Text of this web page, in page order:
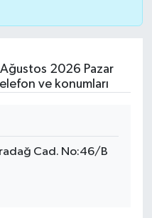
2026 Pazar
ve konumları
Cad. No:46/B